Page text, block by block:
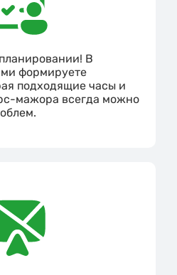
В
формируете
подходящие часы и
мажора всегда можно